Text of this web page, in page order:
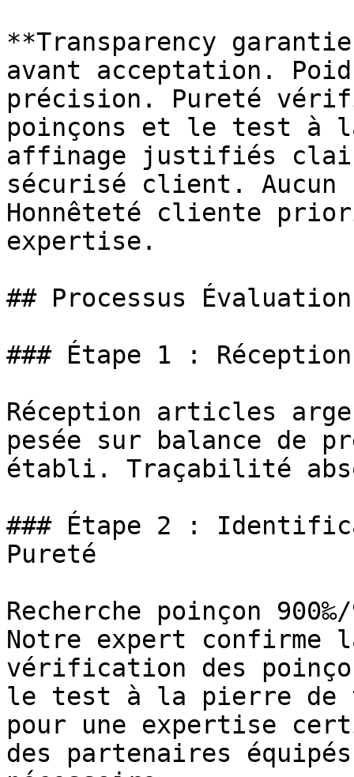
**Transparency
avant acceptation.
précision. Pureté
poinçons et le test à
affinage justifiés
sécurisé client. Aucun
Honnêteté cliente
expertise.
## Processus
### Étape 1 :
Réception articles
pesée sur balance de
établi. Traçabilité
### Étape 2 :
Pureté
Recherche poinçon
Notre expert confirme
vérification des
le test à la pierre de
pour une expertise
des partenaires